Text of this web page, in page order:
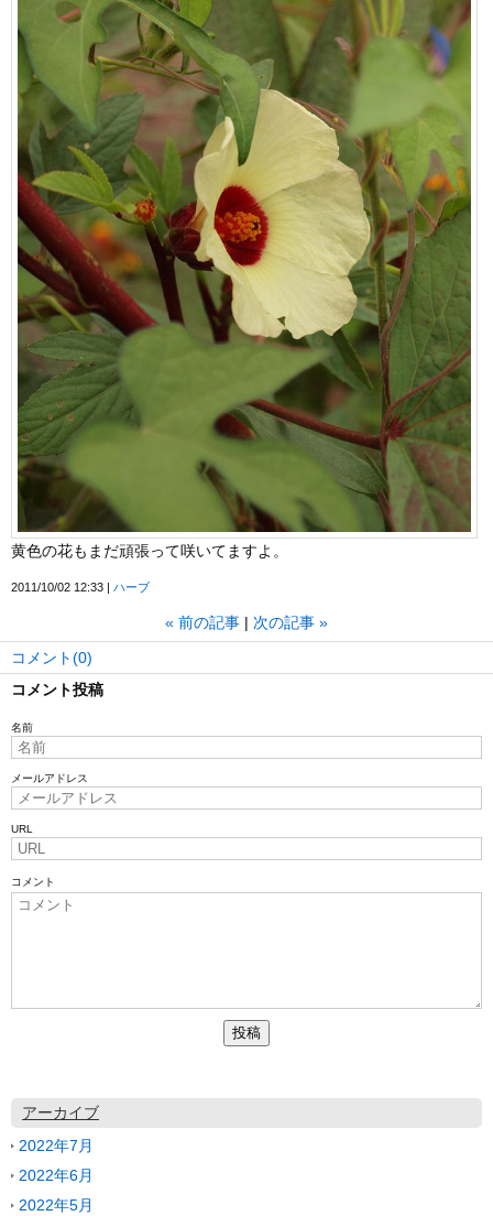
黄色の花もまだ頑張って咲いてますよ。
2011/10/02 12:33 ハーブ
« 前の記事 次の記事 »
コメント(0)
コメント投稿
名前
メールアドレス
URL
コメント
アーカイブ
2022年7月
2022年6月
2022年5月